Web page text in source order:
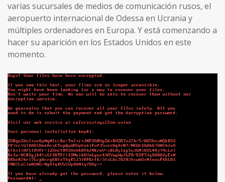
varias sucursales de medios de comunicación rusos, el
aeropuerto internacional de Odessa en Ucrania y
múltiples ordenadores en Europa. Y está comenzando a
hacer su aparición en los Estados Unidos en este
momento.